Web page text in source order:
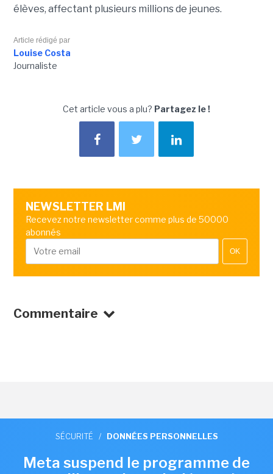
élèves, affectant plusieurs millions de jeunes.
Article rédigé par
Louise Costa
Journaliste
Cet article vous a plu? Partagez le !
NEWSLETTER LMI
Recevez notre newsletter comme plus de 50000
abonnés
OK
Commentaire
SÉCURITÉ / DONNÉES PERSONNELLES
Meta suspend le programme de